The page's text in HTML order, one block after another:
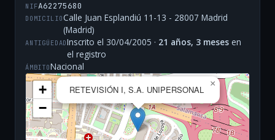
NIFA62275680
DOMICILIOCalle Juan Esplandiú 11-13 - 28007 Madrid
(Madrid)
ANTIGÜEDADInscrito el 30/04/2005 · 21 años, 3 meses en
el registro
ÁMBITONacional
RETEVISIÓN I, S.A. UNIPERSONAL
×
+
−